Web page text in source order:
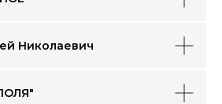
Николаевич